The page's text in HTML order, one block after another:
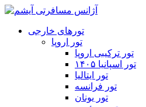
تورهای خارجی
تور اروپا
تور ترکیبی اروپا
تور اسپانیا ۱۴۰۵
تور ایتالیا
تور فرانسه
تور یونان